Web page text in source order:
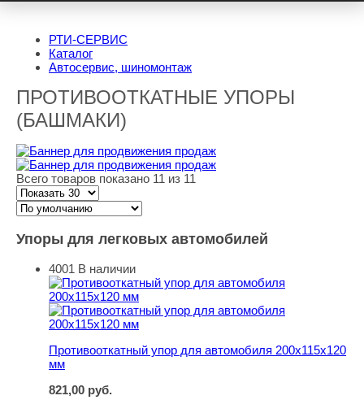
РТИ-СЕРВИС
Каталог
Автосервис, шиномонтаж
ПРОТИВООТКАТНЫЕ УПОРЫ
(БАШМАКИ)
Всего товаров показано 11 из 11
Упоры для легковых автомобилей
Противооткатный упор для автомобиля 200х115х120
4001 В наличии
Противооткатный упор для автомобиля 200х115х120
мм
821,00 руб.